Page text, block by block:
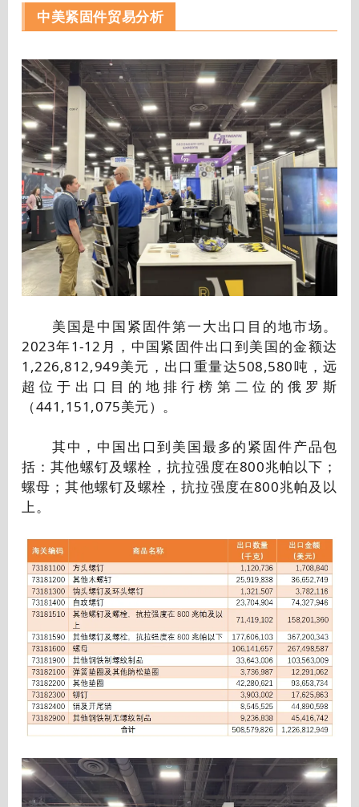
中美紧固件贸易分析
美国是中国紧固件第一大出口目的地市场。
2023年1-12月，中国紧固件出口到美国的金额达
1,226,812,949美元，出口重量达508,580吨，远
超位于出口目的地排行榜第二位的俄罗斯
（441,151,075美元）。
其中，中国出口到美国最多的紧固件产品包
括：其他螺钉及螺栓，抗拉强度在800兆帕以下；
螺母；其他螺钉及螺栓，抗拉强度在800兆帕及以
上。